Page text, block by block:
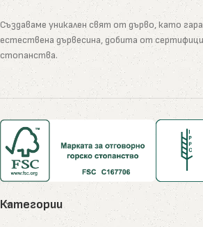
Създаваме уникален свят от дърво, като
естествена дървесина, добита от
стопанства.
Категории